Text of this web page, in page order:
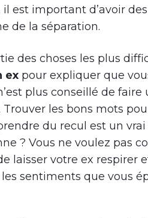
est important d’avoir
de la séparation.
des choses les plus
ex pour expliquer que
plus conseillé de faire
les bons mots
du recul est un vrai
? Vous ne voulez pas
laisser votre ex respirer
sentiments que vous